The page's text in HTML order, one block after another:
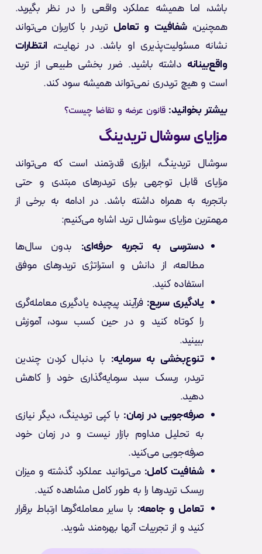
باشد، اما همیشه عملکرد واقعی را در نظر بگیرید.
همچنین،شفافیت و تعامل تریدر با کاربران می‌تواند
نشانه مسئولیت‌پذیری او باشد. در نهایت، انتظارات
واقع‌بینانه داشته باشید. ضرر بخشی طبیعی از ترید
است و هیچ تریدری نمی‌تواند همیشه سود کند.
بیشتر بخوانید:قانون عرضه و تقاضا چیست؟
مزایای سوشال تریدینگ
سوشال تریدینگ، ابزاری قدرتمند است که می‌تواند
مزایای قابل توجهی برای تریدرهای مبتدی و حتی
باتجربه به همراه داشته باشد. در ادامه به برخی از
مهمترین مزایای سوشال ترید اشاره می‌کنیم:
دسترسی به تجربه حرفه‌ای: بدون سال‌ها
مطالعه، از دانش و استراتژی تریدرهای موفق
استفاده کنید.
یادگیری سریع: فرآیند پیچیده یادگیری معامله‌گری
را کوتاه کنید و در حین کسب سود، آموزش
ببینید.
تنوع‌بخشی به سرمایه: با دنبال کردن چندین
تریدر، ریسک سبد سرمایه‌گذاری خود را کاهش
دهید.
صرفه‌جویی در زمان: با کپی تریدینگ، دیگر نیازی
به تحلیل مداوم بازار نیست و در زمان خود
صرفه‌جویی می‌کنید.
شفافیت کامل:می‌توانید عملکرد گذشته و میزان
ریسک تریدرها را به طور کامل مشاهده کنید.
تعامل و جامعه: با سایر معامله‌گرها ارتباط برقرار
کنید و از تجربیات آنها بهره‌مند شوید.